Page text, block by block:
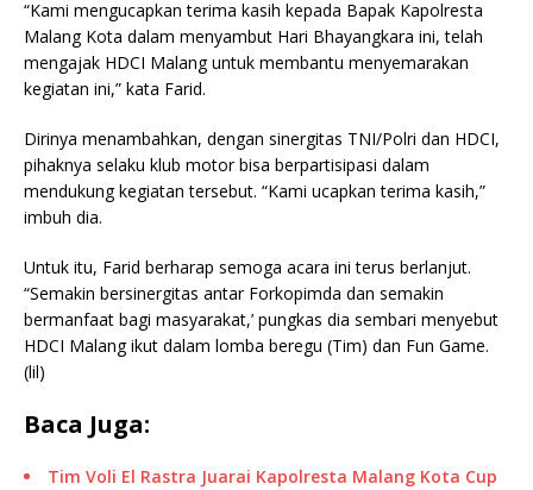
“Kami mengucapkan terima kasih kepada Bapak Kapolresta
Malang Kota dalam menyambut Hari Bhayangkara ini, telah
mengajak HDCI Malang untuk membantu menyemarakan
kegiatan ini,” kata Farid.
Dirinya menambahkan, dengan sinergitas TNI/Polri dan HDCI,
pihaknya selaku klub motor bisa berpartisipasi dalam
mendukung kegiatan tersebut. “Kami ucapkan terima kasih,”
imbuh dia.
Untuk itu, Farid berharap semoga acara ini terus berlanjut.
“Semakin bersinergitas antar Forkopimda dan semakin
bermanfaat bagi masyarakat,’ pungkas dia sembari menyebut
HDCI Malang ikut dalam lomba beregu (Tim) dan Fun Game.
(lil)
Baca Juga:
Tim Voli El Rastra Juarai Kapolresta Malang Kota Cup